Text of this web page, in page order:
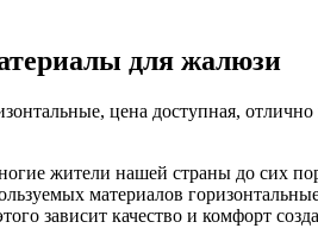
для жалюзи
цена доступная,
жители нашей страны до сих
материалов
зависит качество и комфорт